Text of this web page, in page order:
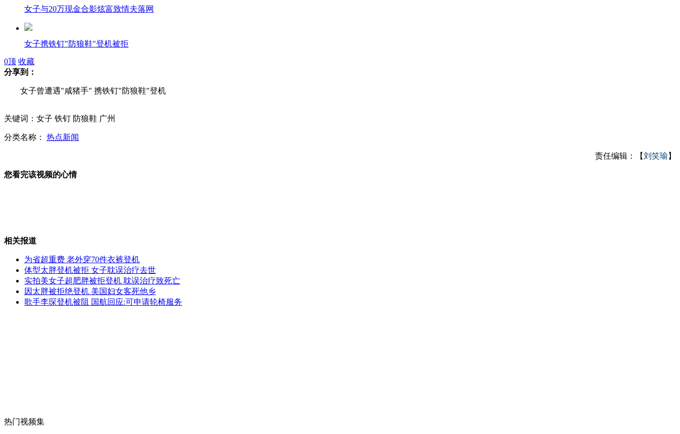
女子与20万现金合影炫富致情夫落网
女子携铁钉"防狼鞋"登机被拒
浙江一身家过亿富豪跳河救人遇难
朝称韩方点亮灯塔或点燃战争导火索
富人屡犯法 "仇富"成台民众情绪宣泄口
0顶 收藏
分享到：
女子曾遭遇"咸猪手" 携铁钉"防狼鞋"登机
关键词：女子 铁钉 防狼鞋 广州
分类名称： 热点新闻
责任编辑：【刘笑瑜 】
您看完该视频的心情
相关报道
为省超重费 老外穿70件衣裤登机
体型太胖登机被拒 女子耽误治疗去世
实拍美女子超肥胖被拒登机 耽误治疗致死亡
因太胖被拒绝登机 美国妇女客死他乡
歌手李琛登机被阻 国航回应:可申请轮椅服务
热门视频集